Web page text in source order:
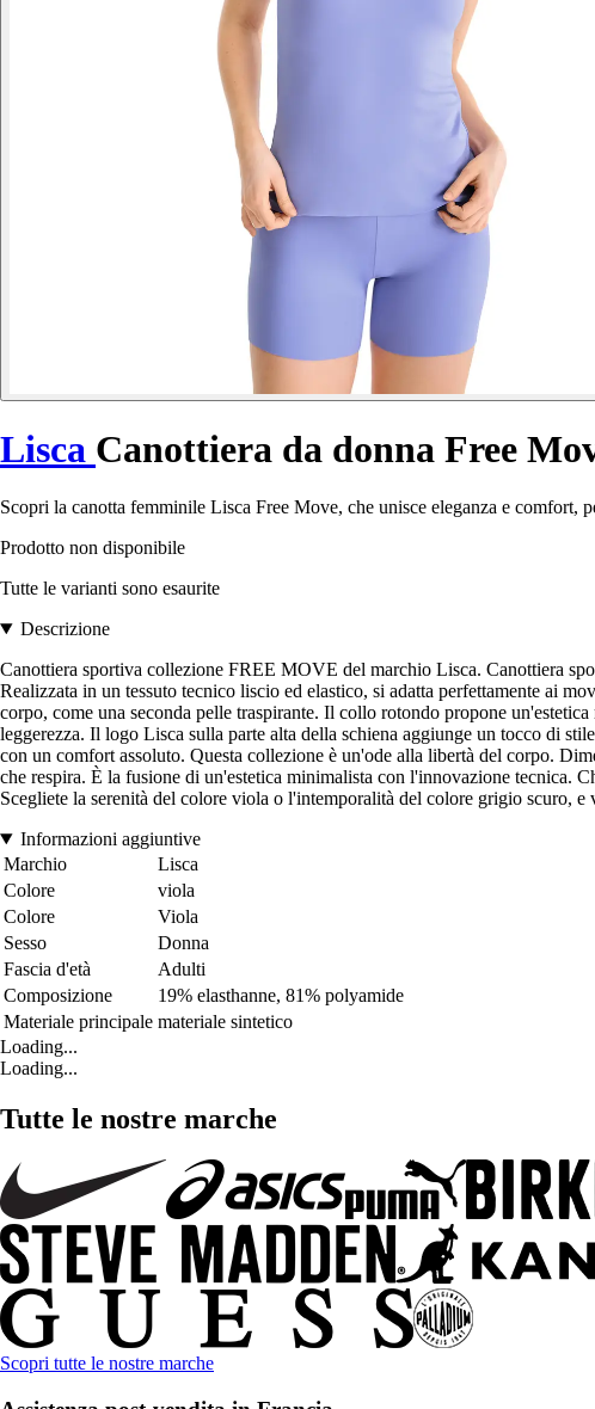
Lisca Canottiera da donna Free
Scopri la canotta femminile Lisca Free Move, che unisce eleganza e comfort,
Prodotto non disponibile
Tutte le varianti sono esaurite
Descrizione
Canottiera sportiva collezione FREE MOVE del marchio Lisca. Canottiera
Realizzata in un tessuto tecnico liscio ed elastico, si adatta perfettamente ai
corpo, come una seconda pelle traspirante. Il collo rotondo propone
leggerezza. Il logo Lisca sulla parte alta della schiena aggiunge un tocco di
con un comfort assoluto. Questa collezione è un'ode alla libertà del corpo.
che respira. È la fusione di un'estetica minimalista con l'innovazione tecnica.
Scegliete la serenità del colore viola o l'intemporalità del colore grigio scuro,
Informazioni aggiuntive
Marchio
Lisca
Colore
viola
Colore
Viola
Sesso
Donna
Fascia d'età
Adulti
Composizione
19% elasthanne, 81% polyamide
Materiale principale materiale sintetico
Loading...
Loading...
Tutte le nostre marche
Scopri tutte le nostre marche